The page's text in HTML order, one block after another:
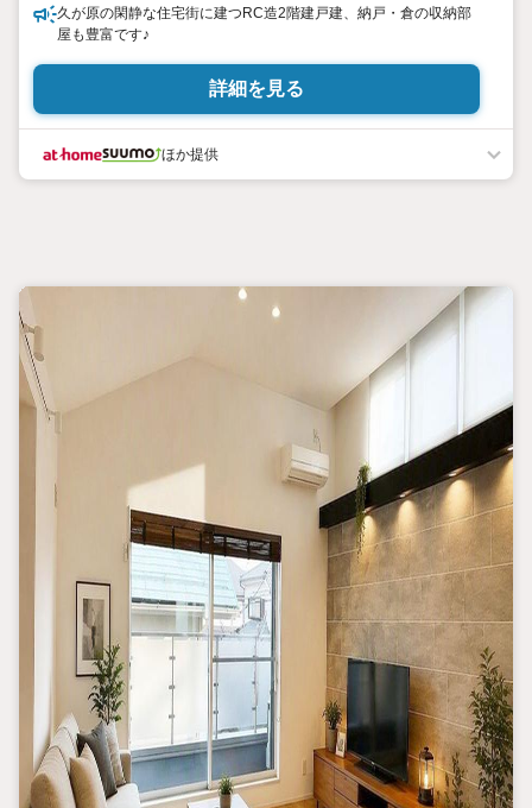
久が原の閑静な住宅街に建つRC造2階建戸建、納戸・倉の収納部
屋も豊富です♪
詳細を見る
ほか提供